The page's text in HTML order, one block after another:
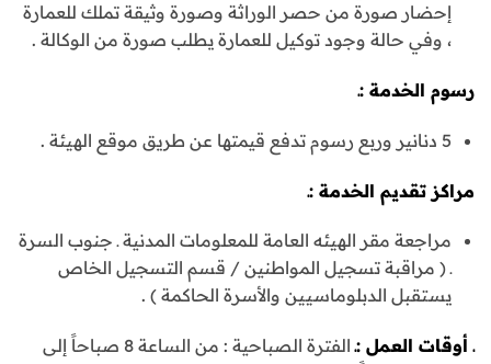
إحضار صورة من حصر الوراثة وصورة وثيقة تملك للعمارة
، وفي حالة وجود توكيل للعمارة يطلب صورة من الوكالة .
رسوم الخدمة :ـ
5 دنانير وربع رسوم تدفع قيمتها عن طريق موقع الهيئة .
مراكز تقديم الخدمة :ـ
مراجعة مقر الهيئه العامة للمعلومات المدنية ـ جنوب السرة
ـ ( مراقبة تسجيل المواطنين / قسم التسجيل الخاص
يستقبل الدبلوماسيين والأسرة الحاكمة ) .
ـ أوقات العمل :ـ
الفترة الصباحية : من الساعة 8 صباحاً إلى